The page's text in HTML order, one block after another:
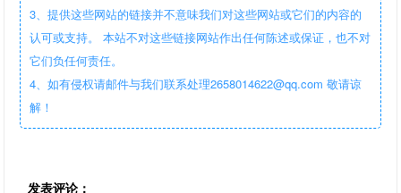
3、提供这些网站的链接并不意味我们对这些网站或它们的内容的
认可或支持。 本站不对这些链接网站作出任何陈述或保证，也不对
它们负任何责任。
4、如有侵权请邮件与我们联系处理2658014622@qq.com 敬请谅
解！
发表评论：